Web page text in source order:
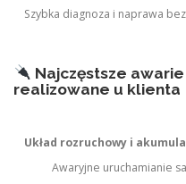
Szybka diagnoza i naprawa
Najczęstsze
realizowane u klienta
Układ rozruchowy i
Awaryjne uruchamianie